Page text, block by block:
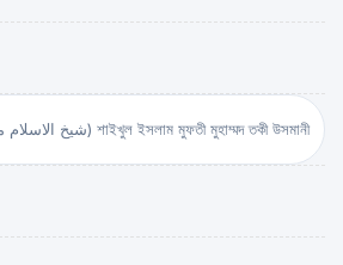
(شيخ الاسلام مفتي محمد تقي عثماني) শাইখুল ইসলাম মুফতী মুহাম্মদ তকী উসমানী